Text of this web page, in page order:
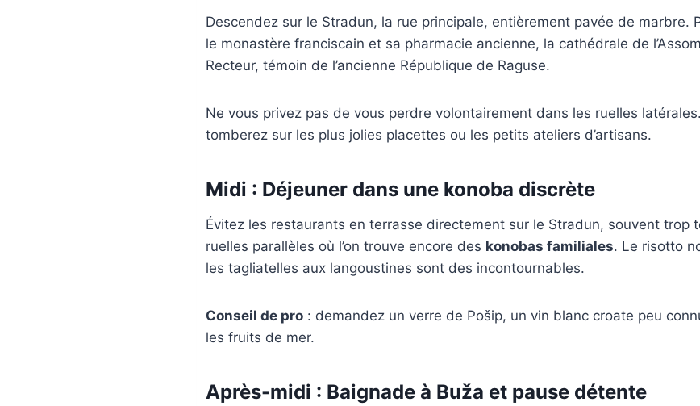
Descendez sur le Stradun, la rue principale, entièrement pavée de marbre.
le monastère franciscain et sa pharmacie ancienne, la cathédrale de
Recteur, témoin de l’ancienne République de Raguse.
Ne vous privez pas de vous perdre volontairement dans les ruelles
tomberez sur les plus jolies placettes ou les petits ateliers d’artisans.
Midi : Déjeuner dans une konoba discrète
Évitez les restaurants en terrasse directement sur le Stradun, souvent trop
ruelles parallèles où l’on trouve encore des konobas familiales. Le risotto
les tagliatelles aux langoustines sont des incontournables.
Conseil de pro : demandez un verre de Pošip, un vin blanc croate peu
les fruits de mer.
Après-midi : Baignade à Buža et pause détente